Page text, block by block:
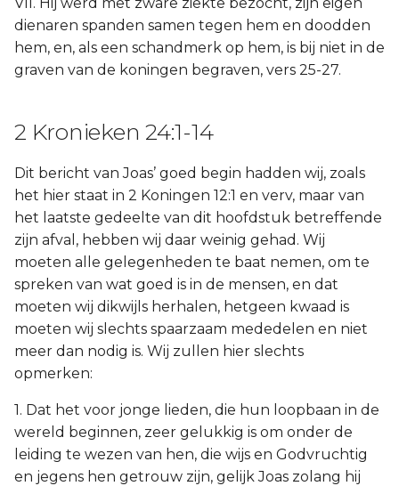
dienaren spanden samen tegen hem en doodden
hem, en, als een schandmerk op hem, is bij niet in de
graven van de koningen begraven, vers 25-27.
2 Kronieken 24:1-14
Dit bericht van Joas’ goed begin hadden wij, zoals
het hier staat in 2 Koningen 12:1 en verv, maar van
het laatste gedeelte van dit hoofdstuk betreffende
zijn afval, hebben wij daar weinig gehad. Wij
moeten alle gelegenheden te baat nemen, om te
spreken van wat goed is in de mensen, en dat
moeten wij dikwijls herhalen, hetgeen kwaad is
moeten wij slechts spaarzaam mededelen en niet
meer dan nodig is. Wij zullen hier slechts
opmerken:
1. Dat het voor jonge lieden, die hun loopbaan in de
wereld beginnen, zeer gelukkig is om onder de
leiding te wezen van hen, die wijs en Godvruchtig
en jegens hen getrouw zijn, gelijk Joas zolang hij